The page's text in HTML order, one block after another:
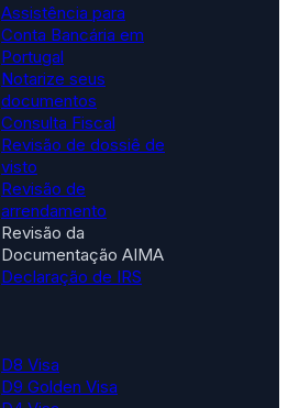
Assistência para
Conta Bancária em
Portugal
Notarize seus
documentos
Consulta Fiscal
Revisão de dossiê de
visto
Revisão de
arrendamento
Revisão da
Documentação AIMA
Declaração de IRS
D8 Visa
D9 Golden Visa